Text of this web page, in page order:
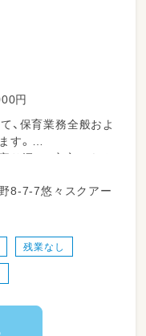
円
、保育業務全般およ
す。
り添い、安心できる
しょう！
び保護者様とのコ
、戸外活動、お散歩
に向けたサポート
び安全な見守り
画（カリキュラム）の
8-7-7悠々スクアー
残業なし